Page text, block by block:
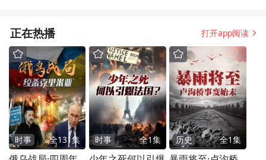
正在热播 打开app阅读
时事 全131集 时事 全1集 历史 全1集